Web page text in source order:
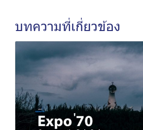
บทความที่เกี่ยวข้อง